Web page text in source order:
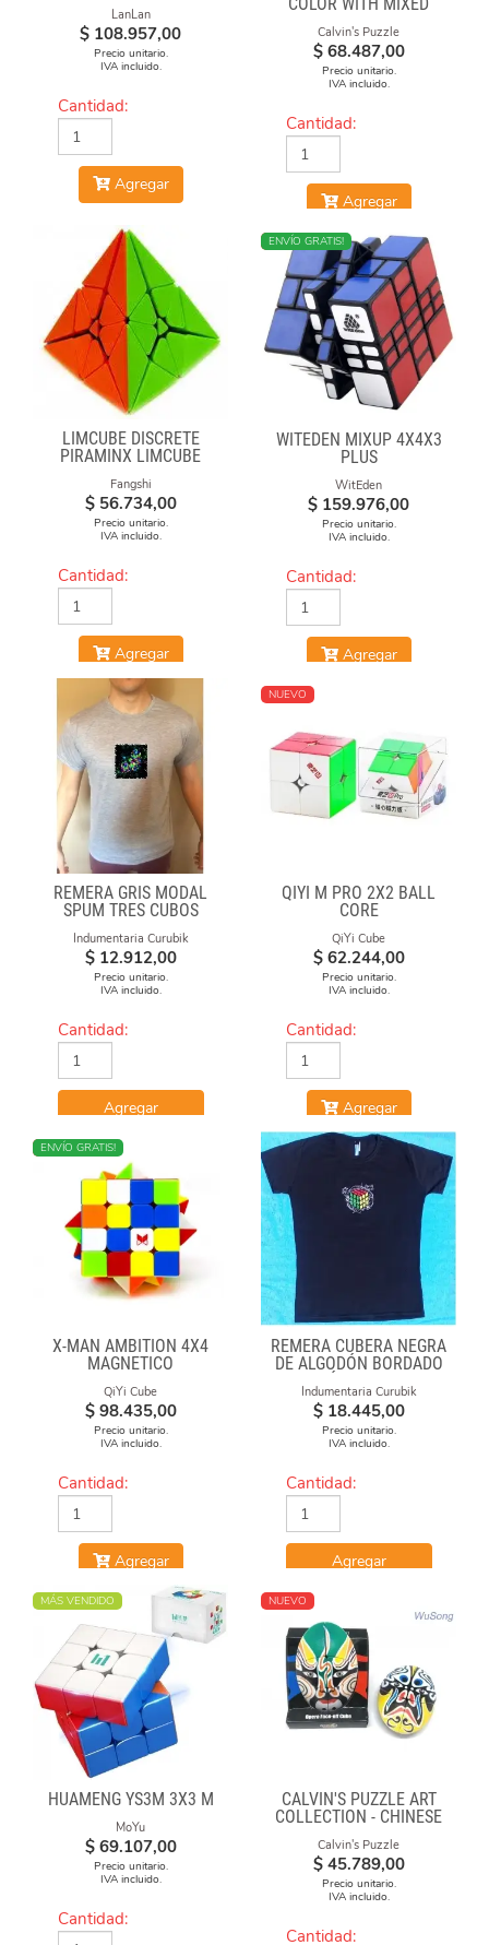
LanLan
$ 108.957,00
Precio unitario.
IVA incluido.
Cantidad:
Agregar
NUMBERS STICKERS
(MOD)
Calvin's Puzzle
$ 68.487,00
Precio unitario.
IVA incluido.
Cantidad:
Agregar
LIMCUBE DISCRETE
PIRAMINX LIMCUBE
Fangshi
$ 56.734,00
Precio unitario.
IVA incluido.
Cantidad:
Agregar
NUEVO
ENVÍO GRATIS!
WITEDEN MIXUP 4X4X3
PLUS
WitEden
$ 159.976,00
Precio unitario.
IVA incluido.
Cantidad:
Agregar
REMERA GRIS MODAL
SPUM TRES CUBOS
Indumentaria Curubik
$ 12.912,00
Precio unitario.
IVA incluido.
Cantidad:
Agregar
NUEVO
QIYI M PRO 2X2 BALL
CORE
QiYi Cube
$ 62.244,00
Precio unitario.
IVA incluido.
Cantidad:
Agregar
NUEVO
ENVÍO GRATIS!
X-MAN AMBITION 4X4
MAGNETICO
QiYi Cube
$ 98.435,00
Precio unitario.
IVA incluido.
Cantidad:
Agregar
REMERA CUBERA NEGRA
DE ALGODÓN BORDADO
"FÓRMULAS"
Indumentaria Curubik
$ 18.445,00
Precio unitario.
IVA incluido.
Cantidad:
Agregar
MÁS VENDIDO
HUAMENG YS3M 3X3 M
MoYu
$ 69.107,00
Precio unitario.
IVA incluido.
Cantidad:
NUEVO
CALVIN'S PUZZLE ART
COLLECTION - CHINESE
OPERA FACE-OFF CUBE
(GREEN & YELLOW
MASKS)
Calvin's Puzzle
$ 45.789,00
Precio unitario.
IVA incluido.
Cantidad: